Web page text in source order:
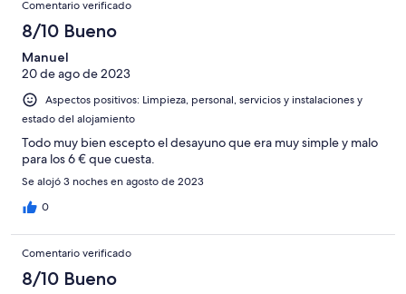
Comentario verificado
8/10 Bueno
Manuel
20 de ago de 2023
Aspectos positivos: Limpieza, personal, servicios y instalaciones y
estado del alojamiento
Todo muy bien escepto el desayuno que era muy simple y malo
para los 6 € que cuesta.
Se alojó 3 noches en agosto de 2023
0
Comentario verificado
8/10 Bueno